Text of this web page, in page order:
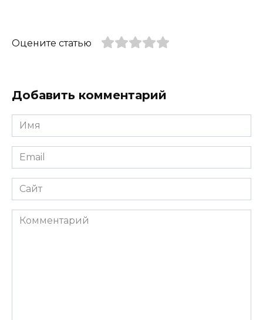
Оцените статью
Добавить комментарий
Имя
*
Email
*
Сайт
Комментарий